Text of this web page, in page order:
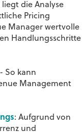
die Analyse
Pricing
Manager wertvolle
Handlungsschritte
So kann
Management
: Aufgrund von
und